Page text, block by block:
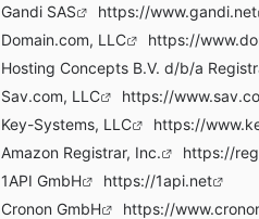
Gandi SAS
https://www.gandi.net
Domain.com, LLC
https://
Hosting Concepts B.V. d/b/a
Sav.com, LLC
https://
Key-Systems, LLC
https://
Amazon Registrar, Inc.
https://
1API GmbH
https://1api.net
Cronon GmbH
https://